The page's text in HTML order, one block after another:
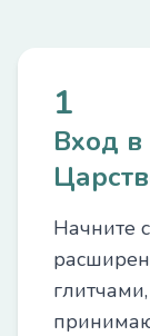
1
Вход
Начните